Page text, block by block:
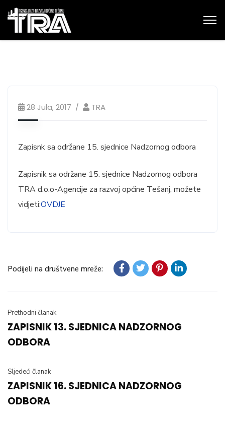
28 Jula, 2017 TRA
Zapisnk sa održane 15. sjednice Nadzornog odbora
Zapisnik sa održane 15. sjednice Nadzornog odbora
TRA d.o.o-Agencije za razvoj općine Tešanj, možete
vidjeti:OVDJE
Podijeli na društvene mreže:
Prethodni članak
ZAPISNIK 13. SJEDNICA NADZORNOG
ODBORA
Sljedeći članak
ZAPISNIK 16. SJEDNICA NADZORNOG
ODBORA